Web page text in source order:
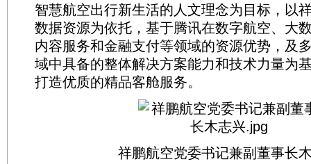
智慧航空出行新生活的人文理念为目标，以
数据资源为依托，基于腾讯在数字航空、大
内容服务和金融支付等领域的资源优势，及
域中具备的整体解决方案能力和技术力量为
打造优质的精品客舱服务。
祥鹏航空党委书记兼副董事长